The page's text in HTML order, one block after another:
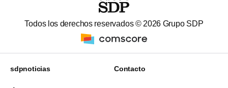
Todos los derechos reservados © 2026 Grupo SDP
sdpnoticias Contacto